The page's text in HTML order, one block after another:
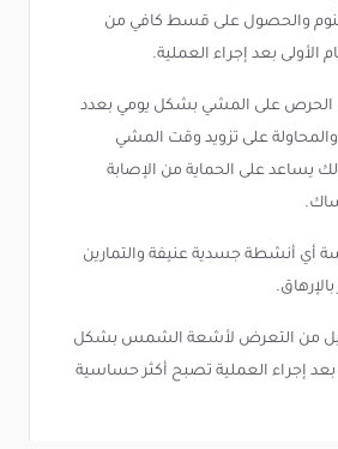
والحصول على قسط كافي من
الأولى بعد إجراء العملية.
الحرص على المشي بشكل يومي بعدد
على تزويد وقت المشي
يساعد على الحماية من الإصابة
أي أنشطة جسدية عنيفة والتمارين
من التعرض لأشعة الشمس بشكل
إجراء العملية تصبح أكثر حساسية